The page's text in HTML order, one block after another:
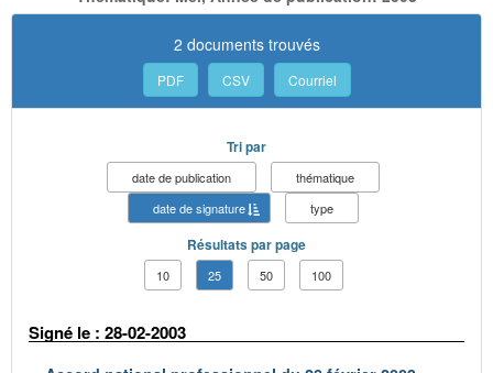
2 documents trouvés
PDF CSV Courriel
Tri par
date de publication
thématique
date de signature
type
Résultats par page
10 25 50 100
Signé le : 28-02-2003